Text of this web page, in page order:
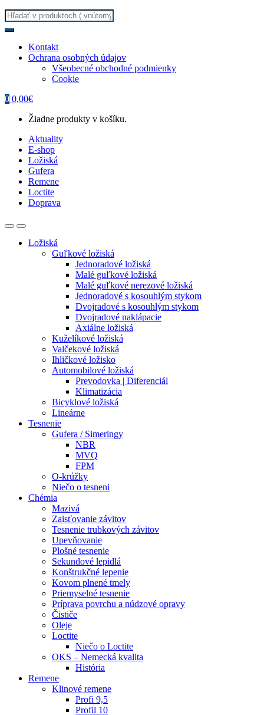
Search
for:
Kontakt
Ochrana osobných údajov
Všeobecné obchodné podmienky
Cookie
0 0,00€
Žiadne produkty v košíku.
Aktuality
E-shop
Ložiská
Gufera
Remene
Loctite
Doprava
Ložiská
Guľkové ložiská
Jednoradové ložiská
Malé guľkové ložiská
Malé guľkové nerezové ložiská
Jednoradové s kosouhlým stykom
Dvojradové s kosouhlým stykom
Dvojradové naklápacie
Axiálne ložiská
Kuželíkové ložiská
Valčekové ložiská
Ihličkové ložisko
Automobilové ložiská
Prevodovka | Diferenciál
Klimatizácia
Bicyklové ložiská
Lineárne
Tesnenie
Gufera / Simeringy
NBR
MVQ
FPM
O-krúžky
Niečo o tesneni
Chémia
Mazivá
Zaisťovanie závitov
Tesnenie trubkových závitov
Upevňovanie
Plošné tesnenie
Sekundové lepidlá
Konštrukčné lepenie
Kovom plnené tmely
Priemyselné tesnenie
Príprava povrchu a núdzové opravy
Čističe
Oleje
Loctite
Niečo o Loctite
OKS – Nemecká kvalita
História
Remene
Klinové remene
Profi 9,5
Profil 10